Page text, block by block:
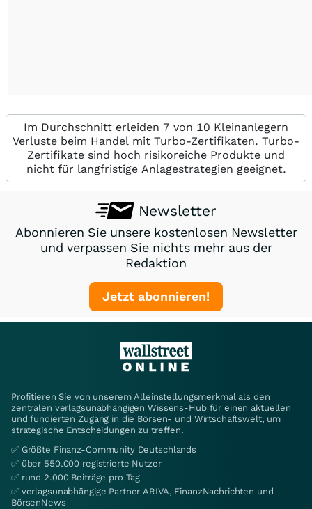
Im Durchschnitt erleiden 7 von 10 Kleinanlegern
Verluste beim Handel mit Turbo-Zertifikaten. Turbo-
Zertifikate sind hoch risikoreiche Produkte und
nicht für langfristige Anlagestrategien geeignet.
Newsletter
Abonnieren Sie unsere kostenlosen Newsletter
und verpassen Sie nichts mehr aus der
Redaktion
Jetzt abonnieren!
Profitieren Sie von unserem Alleinstellungsmerkmal als den
zentralen verlagsunabhängigen Wissens-Hub für einen aktuellen
und fundierten Zugang in die Börsen- und Wirtschaftswelt, um
strategische Entscheidungen zu treffen.
✅ Größte Finanz-Community Deutschlands
✅ über 550.000 registrierte Nutzer
✅ rund 2.000 Beiträge pro Tag
✅ verlagsunabhängige Partner ARIVA, FinanzNachrichten und
BörsenNews